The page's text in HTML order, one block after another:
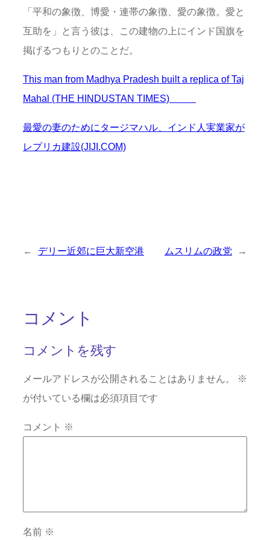
「平和の象徴、博愛・連帯の象徴、愛の象徴。愛と
互助を」と言う彼は、この建物の上にインド国旗を
掲げるつもりとのことだ。
This man from Madhya Pradesh built a replica of Taj
Mahal (THE HINDUSTAN TIMES)
最愛の妻のためにタージマハル、インド人実業家が
レプリカ建設(JIJI.COM)
← デリー近郊に巨大新空港 ムスリムの政党 →
コメント
コメントを残す
メールアドレスが公開されることはありません。
※
が付いている欄は必須項目です
コメント ※
名前 ※